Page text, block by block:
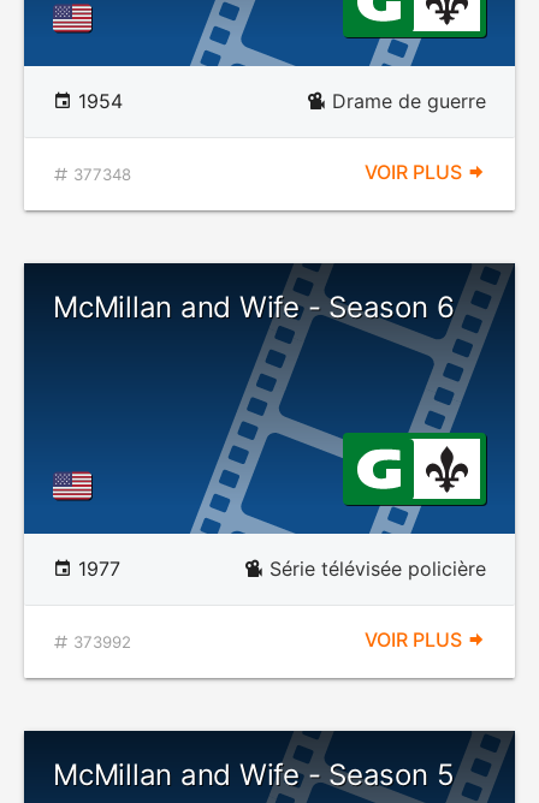
1954 Drame de guerre
377348 VOIR PLUS
McMillan and Wife - Season 6
1977 Série télévisée policière
373992 VOIR PLUS
McMillan and Wife - Season 5